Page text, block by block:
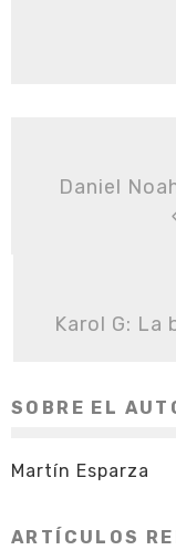
Daniel
Karol G: La
SOBRE EL
Martín Esparza
ARTÍCULOS